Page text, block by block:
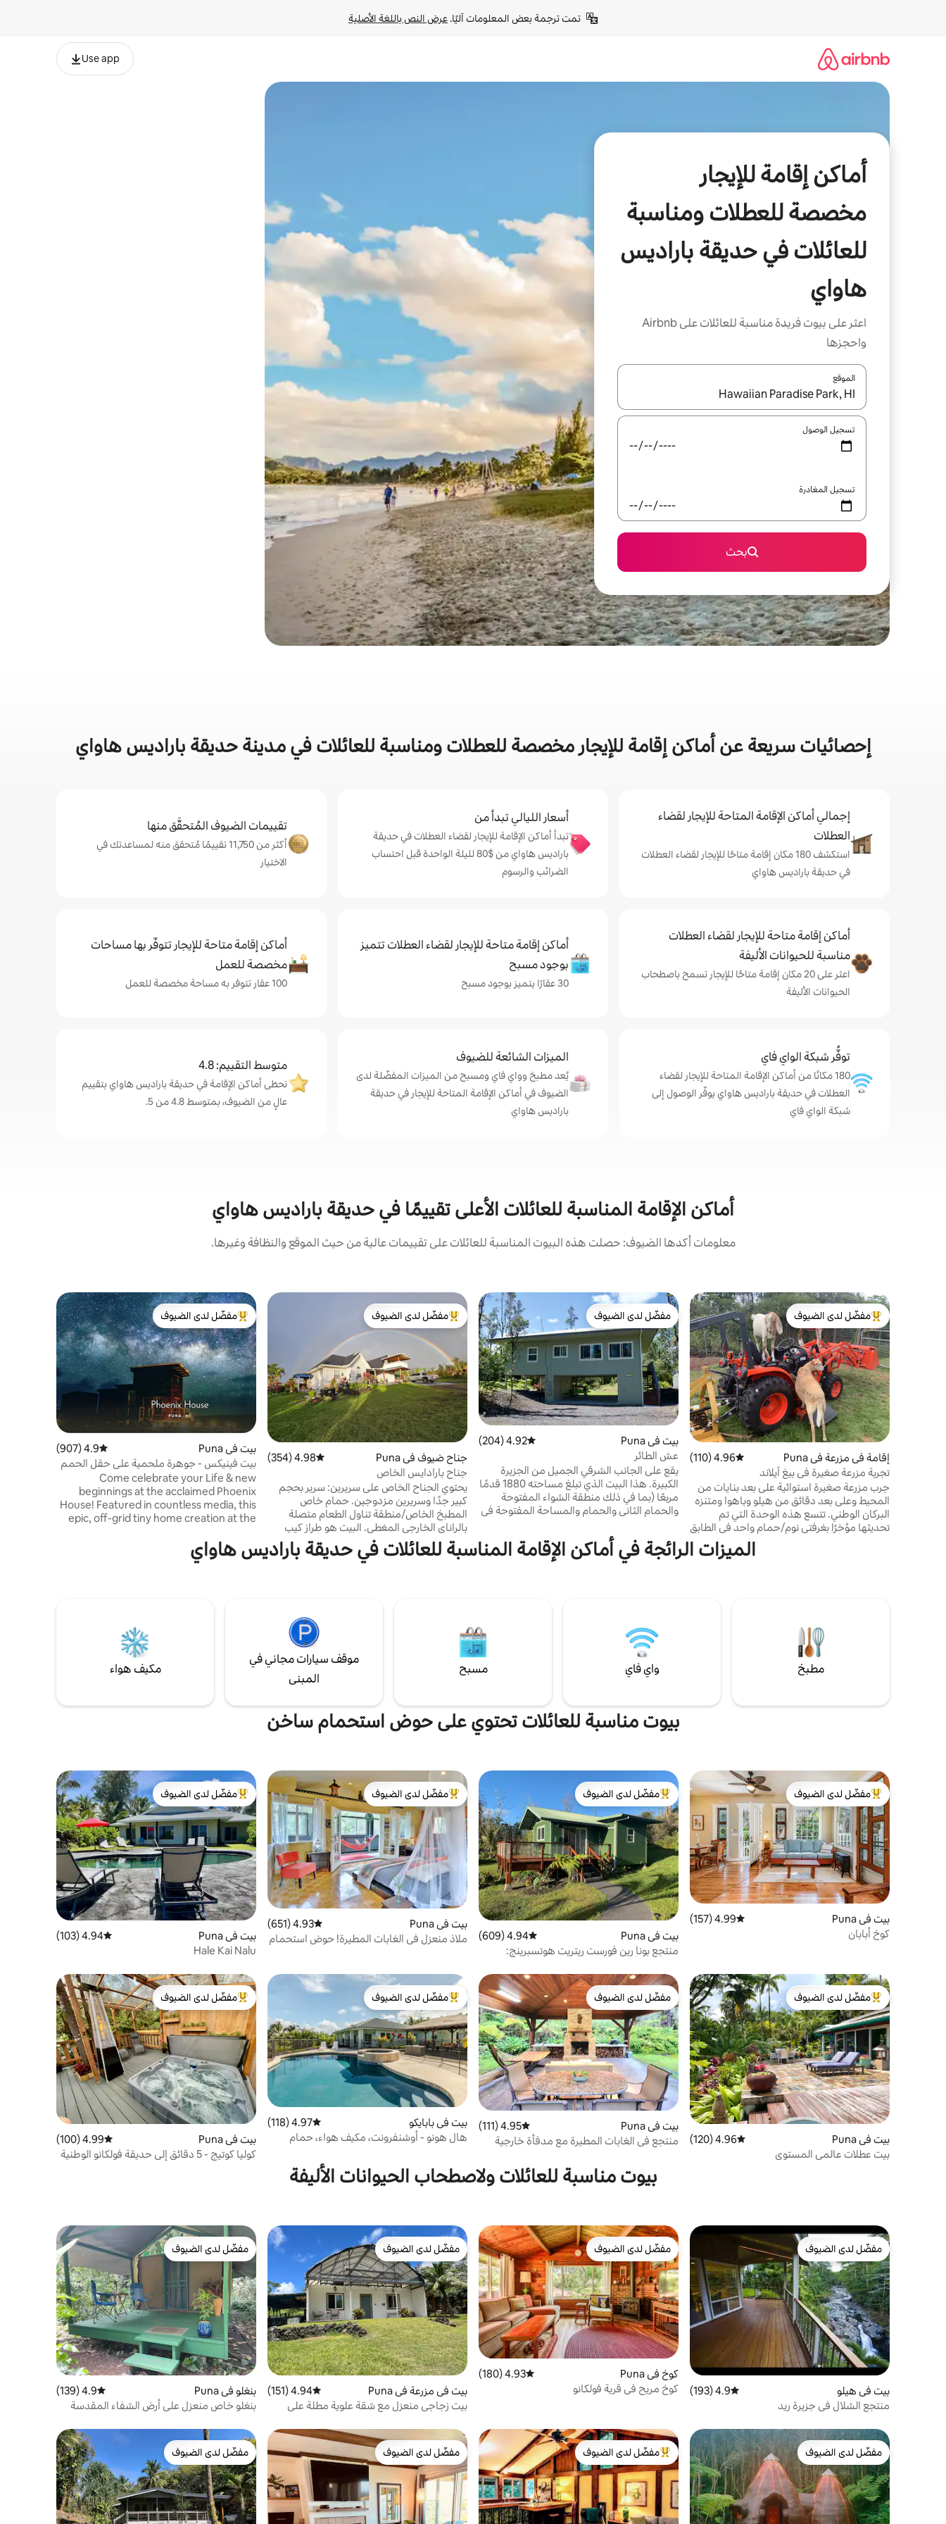
تمت ترجمة بعض المعلومات آليًا. عرض النص باللغة الأصلية
Use app
أماكن إقامة للإيجار
مخصصة للعطلات ومناسبة
للعائلات في حديقة باراديس
هاواي
اعثر على بيوت فريدة مناسبة للعائلات على Airbnb
واحجزها
الموقع
عند توفر النتائج، انتقل باستخدام السهمين لأعلى ولأسفل أو استكشف عن طريق اللمس أو السحب.
تسجيل الوصول
تسجيل المغادرة
بحث
إحصائيات سريعة عن أماكن إقامة للإيجار مخصصة للعطلات ومناسبة للعائلات في مدينة حديقة باراديس هاواي
إجمالي أماكن الإقامة المتاحة للإيجار لقضاء
العطلات
استكشف 180 مكان إقامة متاحًا للإيجار لقضاء العطلات
في حديقة باراديس هاواي
أسعار الليالي تبدأ من
تبدأ أماكن الإقامة للإيجار لقضاء العطلات في حديقة
باراديس هاواي من $‏80 لليلة الواحدة قبل احتساب
الضرائب والرسوم
تقييمات الضيوف المُتحقَّق منها
أكثر من 11,750 تقييمًا مُتحقق منه لمساعدتك في
الاختيار
أماكن إقامة متاحة للإيجار لقضاء العطلات
مناسبة للحيوانات الأليفة
اعثر على 20 مكان إقامة متاحًا للإيجار تسمح باصطحاب
الحيوانات الأليفة
أماكن إقامة متاحة للإيجار لقضاء العطلات تتميز
بوجود مسبح
30 عقارًا يتميز بوجود مسبح
أماكن إقامة متاحة للإيجار تتوفّر بها مساحات
مخصصة للعمل
100 عقار تتوفر به مساحة مخصصة للعمل
توفُّر شبكة الواي فاي
180 مكانًا من أماكن الإقامة المتاحة للإيجار لقضاء
العطلات في حديقة باراديس هاواي يوفّر الوصول إلى
شبكة الواي فاي
الميزات الشائعة للضيوف
يُعد مطبخ وواي فاي ومسبح من الميزات المفضّلة لدى
الضيوف في أماكن الإقامة المتاحة للإيجار في حديقة
باراديس هاواي
متوسط التقييم: 4.8
تحظى أماكن الإقامة في حديقة باراديس هاواي بتقييم
عالٍ من الضيوف، بمتوسط 4.8 من 5.
أماكن الإقامة المناسبة للعائلات الأعلى تقييمًا في حديقة باراديس هاواي
معلومات أكدها الضيوف: حصلت هذه البيوت المناسبة للعائلات على تقييمات عالية من حيث الموقع والنظافة وغيرها.
من أبرز البيوت المفضّلة لدى الضيوف
مفضّل لدى الضيوف
إقامة في مزرعة في Puna متوسط التقييم 4.96 من 5، 110 مراجعات
4.96 (110)
تجربة مزرعة صغيرة في بيغ آيلاند
جرب مزرعة صغيرة استوائية على بعد بنايات من
المحيط وعلى بعد دقائق من هيلو وباهوا ومتنزه
البركان الوطني. تتسع هذه الوحدة التي تم
تحديثها مؤخرًا بغرفتي نوم/حمام واحد في الطابق
السفلي لـ 4 أشخاص (سرير كبير/سريرين توأمين)
ومطبخ صغير مجهز بالكامل وغرفة معيشة. تقع
عندما تكون في الموسم.
مفضّل لدى الضيوف
مفضّل لدى الضيوف
بيت في Puna متوسط التقييم 4.92 من 5، 204 مراجعات
4.92 (204)
عش الطائر
يقع على الجانب الشرقي الجميل من الجزيرة
الكبيرة. هذا البيت الذي تبلغ مساحته 1880 قدمًا
مربعًا (بما في ذلك منطقة الشواء المفتوحة
والحمام الثاني والحمام والمساحة المفتوحة في
بأشجار أوهيا والأوركيد البري وسراخس هابو. يقع
هذا العقار في حي سكني لتتمكن من استكشاف
الجانب الشرقي بسهولة بما في ذلك العديد من
من أبرز البيوت المفضّلة لدى الضيوف
مفضّل لدى الضيوف
جناح ضيوف في Puna متوسط التقييم 4.98 من 5، 354 مراجعات
4.98 (354)
جناح بارادايس الخاص
يحتوي الجناح الخاص على سريرين: سرير بحجم
كبير جدًا وسريرين مزدوجين. حمام خاص
المطبخ الخاص/منطقة تناول الطعام متصلة
بالراناي الخارجي المغطى. البيت هو طراز كيب
كود المبني حسب الطلب على قطعة أرض
مساحتها فدان واحد في متنزه هاواي بارادايس،
وتحيط به طبيعة الأم. نحن على بعد مبنيين من
الغوص السطحي في شاطئ كارل سميث 44
دقيقة بالسيارة إلى فولكانو واي فاي ممتاز تتوفر
غسالة ونشّافة
من أبرز البيوت المفضّلة لدى الضيوف
مفضّل لدى الضيوف
بيت في Puna متوسط التقييم 4.9 من 5، 907 مراجعات
4.9 (907)
بيت فينيكس - جوهرة ملحمية على حقل الحمم
البركانية
Come celebrate your Life & new
beginnings at the acclaimed Phoenix
House! Featured in countless media, this
epic, off-grid tiny home creation at the
hearts of countless international visitors..
Enjoy a magic, memorable vacation in
Considerate Caretaker lives nearby on
الميزات الرائجة في أماكن الإقامة المناسبة للعائلات في حديقة باراديس هاواي
مطبخ واي فاي مسبح
موقف سيارات مجاني في
المبنى
مكيف هواء
بيوت مناسبة للعائلات تحتوي على حوض استحمام ساخن
من أبرز البيوت المفضّلة لدى الضيوف
مفضّل لدى الضيوف
بيت في Puna متوسط التقييم 4.99 من 5، 157 مراجعات
4.99 (157)
كوخ أبابان
من أبرز البيوت المفضّلة لدى الضيوف
مفضّل لدى الضيوف
بيت في Puna متوسط التقييم 4.94 من 5، 609 مراجعات
4.94 (609)
منتجع بونا رين فورست ريتريت هوتسبرينج:
من أبرز البيوت المفضّلة لدى الضيوف
مفضّل لدى الضيوف
بيت في Puna متوسط التقييم 4.93 من 5، 651 مراجعات
4.93 (651)
ملاذ منعزل في الغابات المطيرة! حوض استحمام
من أبرز البيوت المفضّلة لدى الضيوف
مفضّل لدى الضيوف
بيت في Puna متوسط التقييم 4.94 من 5، 103 مراجعات
4.94 (103)
Hale Kai Nalu
من أبرز البيوت المفضّلة لدى الضيوف
مفضّل لدى الضيوف
بيت في Puna متوسط التقييم 4.96 من 5، 120 مراجعات
4.96 (120)
بيت عطلات عالمي المستوى
مفضّل لدى الضيوف
مفضّل لدى الضيوف
بيت في Puna متوسط التقييم 4.95 من 5، 111 مراجعات
4.95 (111)
منتجع في الغابات المطيرة مع مدفأة خارجية
من أبرز البيوت المفضّلة لدى الضيوف
مفضّل لدى الضيوف
بيت في بابايكو متوسط التقييم 4.97 من 5، 118 مراجعات
4.97 (118)
هال هونو - أوشنفرونت، مكيف هواء، حمام
من أبرز البيوت المفضّلة لدى الضيوف
مفضّل لدى الضيوف
بيت في Puna متوسط التقييم 4.99 من 5، 100 مراجعات
4.99 (100)
كوليا كوتيج - 5 دقائق إلى حديقة فولكانو الوطنية
بيوت مناسبة للعائلات ولاصطحاب الحيوانات الأليفة
مفضّل لدى الضيوف
مفضّل لدى الضيوف
بيت في هيلو متوسط التقييم 4.9 من 5، 193 مراجعات
4.9 (193)
منتجع الشلال في جزيرة ريد
مفضّل لدى الضيوف
مفضّل لدى الضيوف
كوخ في Puna متوسط التقييم 4.93 من 5، 180 مراجعات
4.93 (180)
كوخ مريح في قرية فولكانو
مفضّل لدى الضيوف
مفضّل لدى الضيوف
بيت في مزرعة في Puna متوسط التقييم 4.94 من 5، 151 مراجعات
4.94 (151)
بيت زجاجي منعزل مع شقة علوية مطلة على
مفضّل لدى الضيوف
مفضّل لدى الضيوف
بنغلو في Puna متوسط التقييم 4.9 من 5، 139 مراجعات
4.9 (139)
بنغلو خاص منعزل على أرض الشفاء المقدسة
مفضّل لدى الضيوف
مفضّل لدى الضيوف
من أبرز البيوت المفضّلة لدى الضيوف
مفضّل لدى الضيوف
مفضّل لدى الضيوف
مفضّل لدى الضيوف
مفضّل لدى الضيوف
مفضّل لدى الضيوف